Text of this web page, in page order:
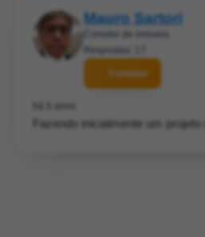
Mauro Sartori
Corretor de imóveis
Respostas: 17
Contatar
há 5 anos
Fazendo inicialmente um projeto